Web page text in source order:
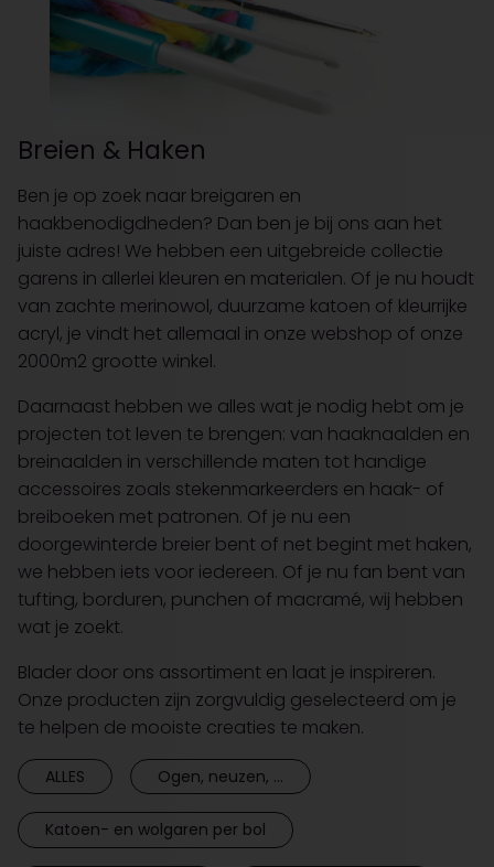
Breien & Haken
Ben je op zoek naar breigaren en
haakbenodigdheden? Dan ben je bij ons aan het
juiste adres! We hebben een uitgebreide collectie
garens in allerlei kleuren en materialen. Of je nu houdt
van zachte merinowol, duurzame katoen of kleurrijke
acryl, je vindt het allemaal in onze webshop of onze
2000m2 grootte winkel.
Daarnaast hebben we alles wat je nodig hebt om je
projecten tot leven te brengen: van haaknaalden en
breinaalden in verschillende maten tot handige
accessoires zoals stekenmarkeerders en haak- of
breiboeken met patronen. Of je nu een
doorgewinterde breier bent of net begint met haken,
we hebben iets voor iedereen. Of je nu fan bent van
tufting, borduren, punchen of macramé, wij hebben
wat je zoekt.
Blader door ons assortiment en laat je inspireren.
Onze producten zijn zorgvuldig geselecteerd om je
te helpen de mooiste creaties te maken.
ALLES Ogen, neuzen, ...
Katoen- en wolgaren per bol